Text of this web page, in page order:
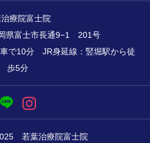
療院富士院
県富士市長通9−1 201号
で10分 JR身延線：竪堀駅から徒
歩5分
若葉治療院富士院